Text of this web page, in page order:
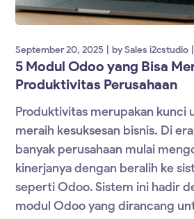
September 20, 2025 bySales i2cstudio
5 Modul Odoo yang Bisa
Produktivitas Perusahaan
Produktivitas merupakan kunci
meraih kesuksesan bisnis. Di
banyak perusahaan mulai
kinerjanya dengan beralih ke
seperti Odoo. Sistem ini hadir
modul Odoo yang dirancang